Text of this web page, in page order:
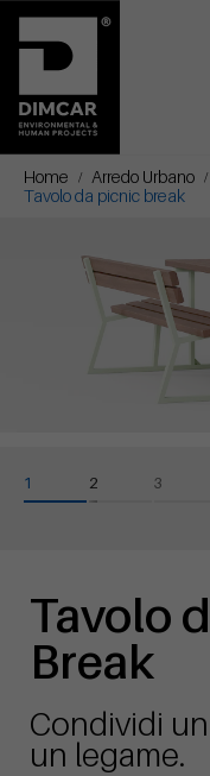
Home Arredo Urbano
Tavolo da picnic break
Tavolo
Break
Condividi
un legame.